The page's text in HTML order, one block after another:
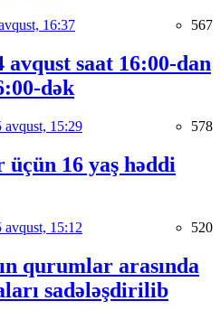
16:37 567
saat 16:00-dan
dək
avqust, 15:29 578
üçün 16 yaş həddi
avqust, 15:12 520
qurumlar arasında
sadələşdirilib